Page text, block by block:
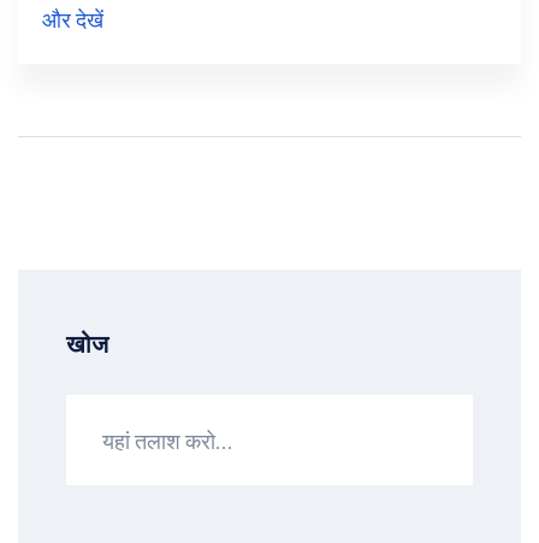
और देखें
खोज